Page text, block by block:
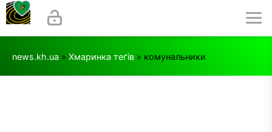
news.kh.ua » Хмаринка теґів » комунальники